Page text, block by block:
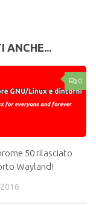
ANCHE...
0
50 rilasciato
Wayland!